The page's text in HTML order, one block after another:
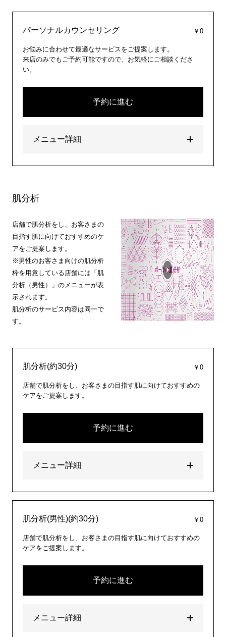
パーソナルカウンセリング ￥0
お悩みに合わせて最適なサービスをご提案します。
来店のみでもご予約可能ですので、お気軽にご相談くださ
い。
予約に進む
メニュー詳細
肌分析
店舗で肌分析をし、お客さまの
目指す肌に向けておすすめのケ
アをご提案します。
※男性のお客さま向けの肌分析
枠を用意している店舗には「肌
分析（男性）」のメニューが表
示されます。
肌分析のサービス内容は同一で
す。
肌分析(約30分) ￥0
店舗で肌分析をし、お客さまの目指す肌に向けておすすめの
ケアをご提案します。
予約に進む
メニュー詳細
肌分析(男性)(約30分) ￥0
店舗で肌分析をし、お客さまの目指す肌に向けておすすめの
ケアをご提案します。
予約に進む
メニュー詳細